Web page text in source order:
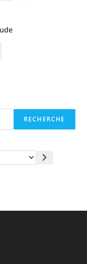
RECHERCHE